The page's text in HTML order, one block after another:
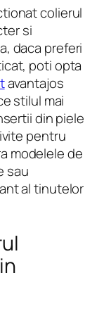
colierul
si
daca preferi
poti opta
avantajos
stilul mai
din piele
pentru
modelele de
sau
al tinutelor